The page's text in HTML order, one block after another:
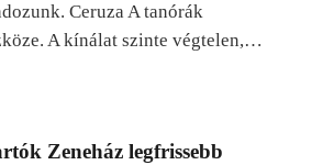
Ceruza A tanórák
A kínálat szinte végtelen,…
Zeneház legfrissebb